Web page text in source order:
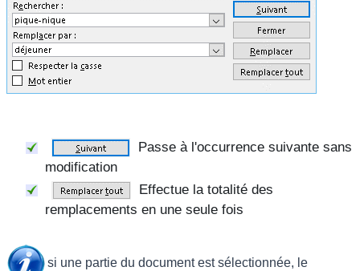
Passe à l'occurrence suivante sans
modification
Effectue la totalité des
remplacements en une seule fois
si une partie du document est sélectionnée, le